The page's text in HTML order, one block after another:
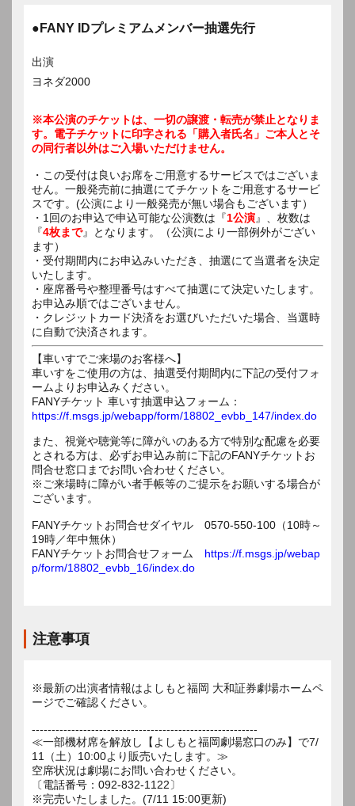
●FANY IDプレミアムメンバー抽選先行
出演
ヨネダ2000
※本公演のチケットは、一切の譲渡・転売が禁止となりま
す。電子チケットに印字される「購入者氏名」ご本人とそ
の同行者以外はご入場いただけません。
・この受付は良いお席をご用意するサービスではございま
せん。一般発売前に抽選にてチケットをご用意するサービ
スです。(公演により一般発売が無い場合もございます）
・1回のお申込で申込可能な公演数は『1公演』、枚数は
『4枚まで』となります。（公演により一部例外がござい
ます）
・受付期間内にお申込みいただき、抽選にて当選者を決定
いたします。
・座席番号や整理番号はすべて抽選にて決定いたします。
お申込み順ではございません。
・クレジットカード決済をお選びいただいた場合、当選時
に自動で決済されます。
【車いすでご来場のお客様へ】
車いすをご使用の方は、抽選受付期間内に下記の受付フォ
ームよりお申込みください。
FANYチケット 車いす抽選申込フォーム：
https://f.msgs.jp/webapp/form/18802_evbb_147/index.do
また、視覚や聴覚等に障がいのある方で特別な配慮を必要
とされる方は、必ずお申込み前に下記のFANYチケットお
問合せ窓口までお問い合わせください。
※ご来場時に障がい者手帳等のご提示をお願いする場合が
ございます。
FANYチケットお問合せダイヤル 0570-550-100（10時～
19時／年中無休）
FANYチケットお問合せフォーム https://f.msgs.jp/webap
p/form/18802_evbb_16/index.do
注意事項
※最新の出演者情報はよしもと福岡 大和証券劇場ホームペ
ージでご確認ください。
---------------------------------------------------------
≪一部機材席を解放し【よしもと福岡劇場窓口のみ】で7/
11（土）10:00より販売いたします。≫
空席状況は劇場にお問い合わせください。
〔電話番号：092-832-1122〕
※完売いたしました。(7/11 15:00更新)